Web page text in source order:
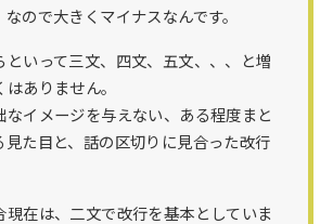
ので大きくマイナスなんです。
といって三文、四文、五文、、、と増
ありません。
なイメージを与えない、ある程度まと
見た目と、話の区切りに見合った改行
現在は、二文で改行を基本としていま